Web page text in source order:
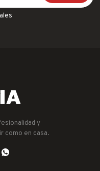
y
como en casa.